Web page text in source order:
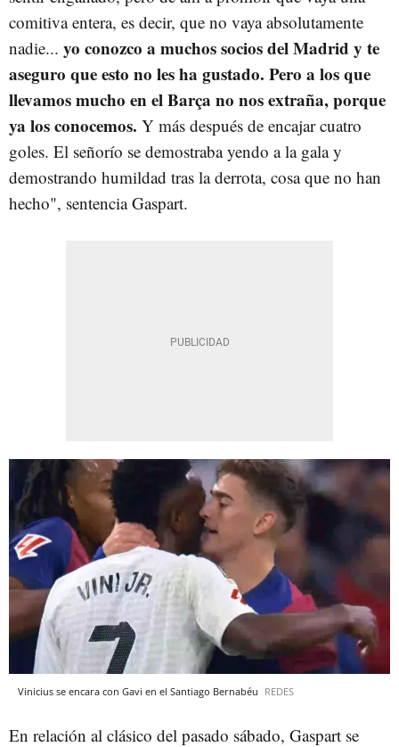
comitiva entera, es decir, que no vaya absolutamente
nadie... yo conozco a muchos socios del Madrid y te
aseguro que esto no les ha gustado. Pero a los que
llevamos mucho en el Barça no nos extraña, porque
ya los conocemos. Y más después de encajar cuatro
goles. El señorío se demostraba yendo a la gala y
demostrando humildad tras la derrota, cosa que no han
hecho", sentencia Gaspart.
Vinicius se encara con Gavi en el Santiago Bernabéu REDES
En relación al clásico del pasado sábado, Gaspart se